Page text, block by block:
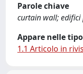
Parole chiave
curtain wall;
Appare nelle
1.1 Articolo in